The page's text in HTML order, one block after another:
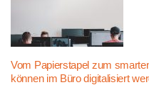
Vom Papierstapel zum
können im Büro digitalisiert